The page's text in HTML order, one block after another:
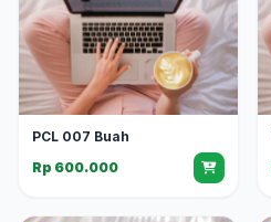
PCL 007 Buah
Rp 600.000